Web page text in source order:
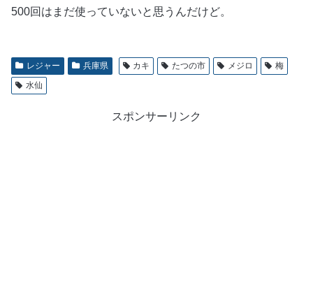
500回はまだ使っていないと思うんだけど。
レジャー 兵庫県 カキ たつの市 メジロ
梅
水仙
スポンサーリンク